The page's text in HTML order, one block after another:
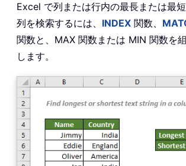
Excel で列または行内の最長または最
列を検索するには、 INDEX 関数、
関数と、MAX 関数または MIN 関数を
します。